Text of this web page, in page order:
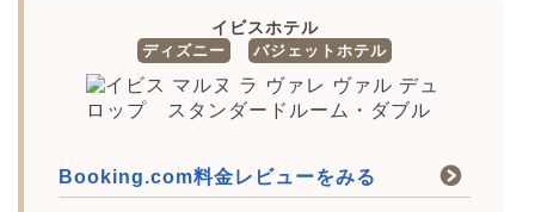
イビスホテル
ディズニー バジェットホテル
Booking.com料金レビューをみる